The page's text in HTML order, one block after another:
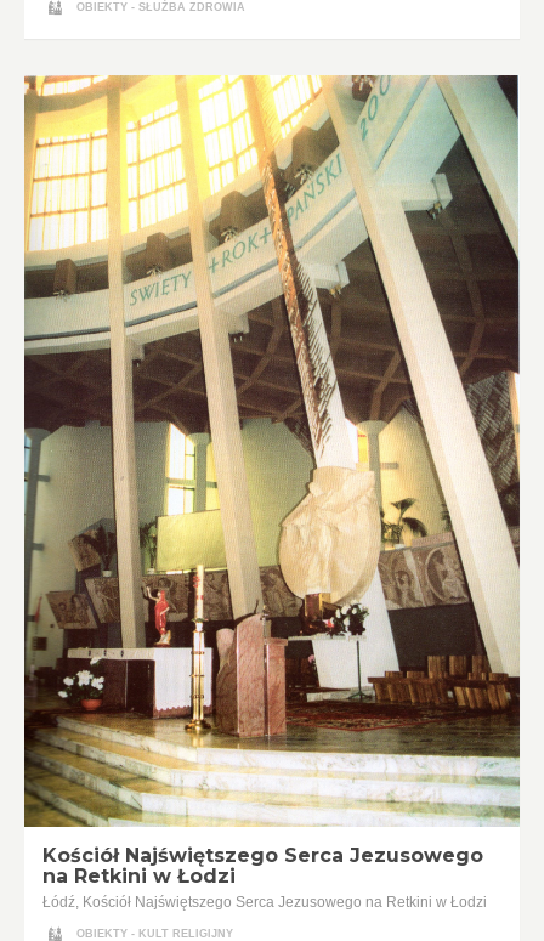
OBIEKTY - SŁUŻBA ZDROWIA
Kościół Najświętszego Serca Jezusowego
na Retkini w Łodzi
Łódź, Kościół Najświętszego Serca Jezusowego na Retkini w Łodzi
OBIEKTY - KULT RELIGIJNY